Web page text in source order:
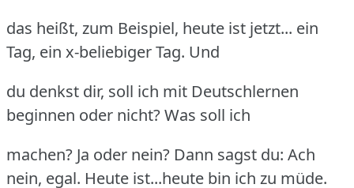
das heißt, zum Beispiel, heute ist jetzt... ein
Tag, ein x-beliebiger Tag. Und
du denkst dir, soll ich mit Deutschlernen
beginnen oder nicht? Was soll ich
machen? Ja oder nein? Dann sagst du: Ach
nein, egal. Heute ist...heute bin ich zu müde.